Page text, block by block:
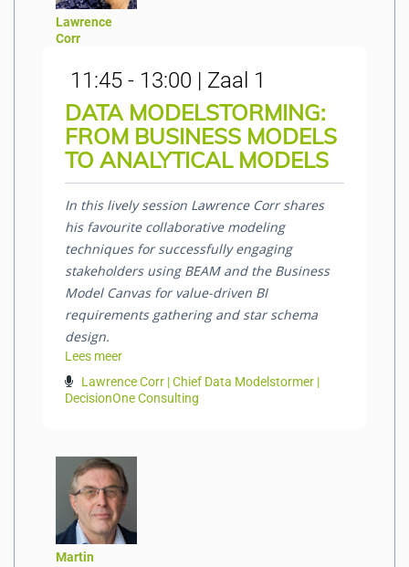
Lawrence
Corr
11:45 - 13:00 | Zaal 1
DATA MODELSTORMING:
FROM BUSINESS MODELS
TO ANALYTICAL MODELS
In this lively session Lawrence Corr shares
his favourite collaborative modeling
techniques for successfully engaging
stakeholders using BEAM and the Business
Model Canvas for value-driven BI
requirements gathering and star schema
design.
Lees meer
Lawrence Corr | Chief Data Modelstormer |
DecisionOne Consulting
Martin